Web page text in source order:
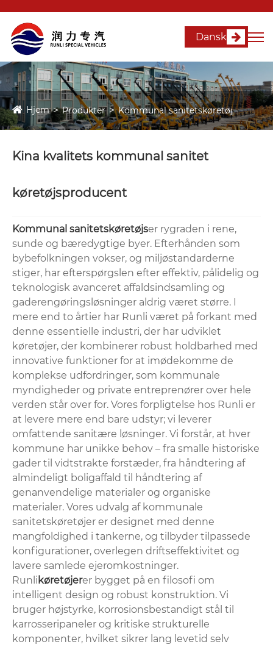
Dansk
Hjem Produkter Kommunal sanitetskøretøj
Kina kvalitets kommunal sanitet
køretøjsproducent
Kommunal sanitetskøretøjser rygraden i rene,
sunde og bæredygtige byer. Efterhånden som
bybefolkningen vokser, og miljøstandarderne
stiger, har efterspørgslen efter effektiv, pålidelig og
teknologisk avanceret affaldsindsamling og
gaderengøringsløsninger aldrig været større. I
mere end to årtier har Runli været på forkant med
denne essentielle industri, der har udviklet
køretøjer, der kombinerer robust holdbarhed med
innovative funktioner for at imødekomme de
komplekse udfordringer, som kommunale
myndigheder og private entreprenører over hele
verden står over for. Vores forpligtelse hos Runli er
at levere mere end bare udstyr; vi leverer
omfattende sanitære løsninger. Vi forstår, at hver
kommune har unikke behov – fra smalle historiske
gader til vidtstrakte forstæder, fra håndtering af
almindeligt boligaffald til håndtering af
genanvendelige materialer og organiske
materialer. Vores udvalg af kommunale
sanitetskøretøjer er designet med denne
mangfoldighed i tankerne, og tilbyder tilpassede
konfigurationer, overlegen driftseffektivitet og
lavere samlede ejeromkostninger.
Runli køretøjerer bygget på en filosofi om
intelligent design og robust konstruktion. Vi
bruger højstyrke, korrosionsbestandigt stål til
karrosseripaneler og kritiske strukturelle
komponenter, hvilket sikrer lang levetid selv